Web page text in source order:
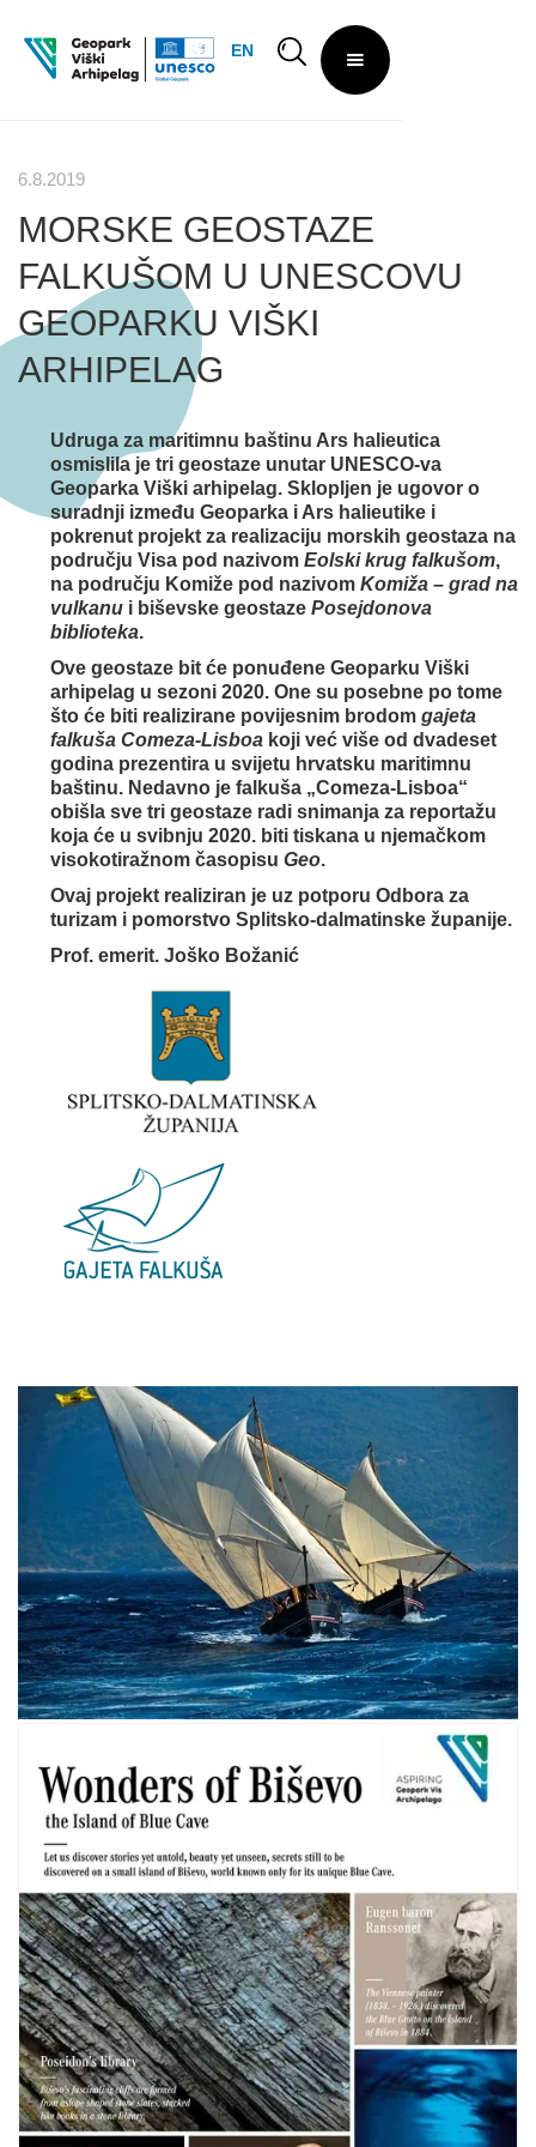
EN
6.8.2019
MORSKE GEOSTAZE
FALKUŠOM U UNESCOVU
GEOPARKU VIŠKI
ARHIPELAG
Udruga za maritimnu baštinu Ars halieutica
osmislila je tri geostaze unutar UNESCO-va
Geoparka Viški arhipelag. Sklopljen je ugovor o
suradnji između Geoparka i Ars halieutike i
pokrenut projekt za realizaciju morskih geostaza na
području Visa pod nazivom Eolski krug falkušom,
na području Komiže pod nazivom Komiža – grad na
vulkanu i biševske geostaze Posejdonova
biblioteka.
Ove geostaze bit će ponuđene Geoparku Viški
arhipelag u sezoni 2020. One su posebne po tome
što će biti realizirane povijesnim brodom gajeta
falkuša Comeza-Lisboa koji već više od dvadeset
godina prezentira u svijetu hrvatsku maritimnu
baštinu. Nedavno je falkuša „Comeza-Lisboa“
obišla sve tri geostaze radi snimanja za reportažu
koja će u svibnju 2020. biti tiskana u njemačkom
visokotiražnom časopisu Geo.
Ovaj projekt realiziran je uz potporu Odbora za
turizam i pomorstvo Splitsko-dalmatinske županije.
Prof. emerit. Joško Božanić